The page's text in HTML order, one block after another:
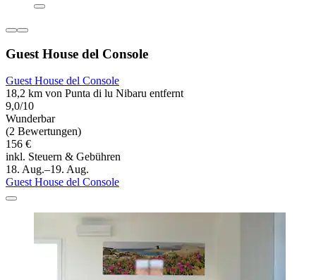
Guest House del Console
Guest House del Console
18,2 km von Punta di lu Nibaru entfernt
9,0/10
Wunderbar
(2 Bewertungen)
156 €
inkl. Steuern & Gebühren
18. Aug.–19. Aug.
Guest House del Console